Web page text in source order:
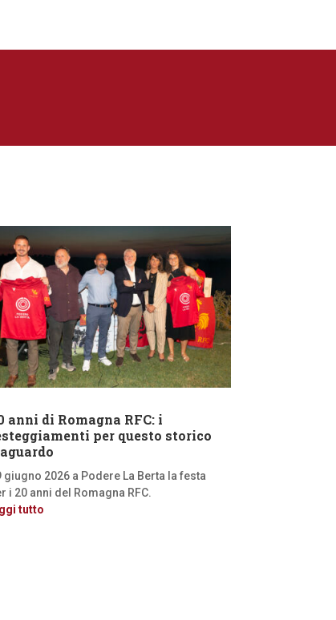
anni di Romagna RFC: i
per questo storico
giugno 2026 a Podere La Berta la festa
i 20 anni del Romagna RFC.
tutto